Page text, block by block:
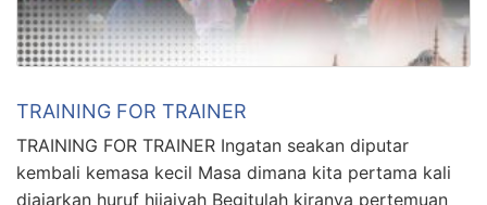
TRAINING FOR TRAINER
TRAINING FOR TRAINER Ingatan seakan diputar
kembali kemasa kecil Masa dimana kita pertama kali
diajarkan huruf hijaiyah Begitulah kiranya pertemuan